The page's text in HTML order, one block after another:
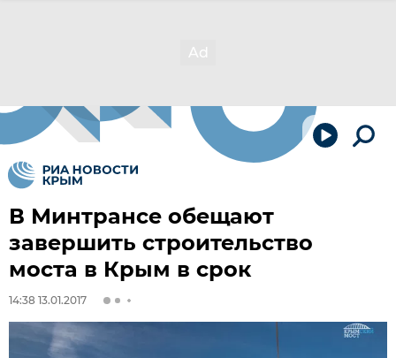
В Минтрансе обещают
завершить строительство
моста в Крым в срок
14:38 13.01.2017